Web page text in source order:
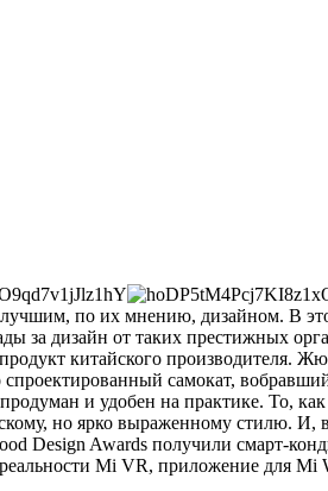
по их мнению, дизайном. В
за дизайн от таких престижных
китайского производителя.
самокат,
и удобен на практике. То,
но ярко выраженному стилю. И,
Design Awards получили смарт-
Mi VR, приложение для Mi